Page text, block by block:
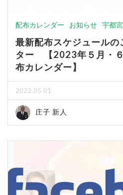
配布カレンダー お知らせ 宇都
最新配布スケジュール
ター 【2023年５月・
布カレンダー】
2023.05.01
庄子 新人